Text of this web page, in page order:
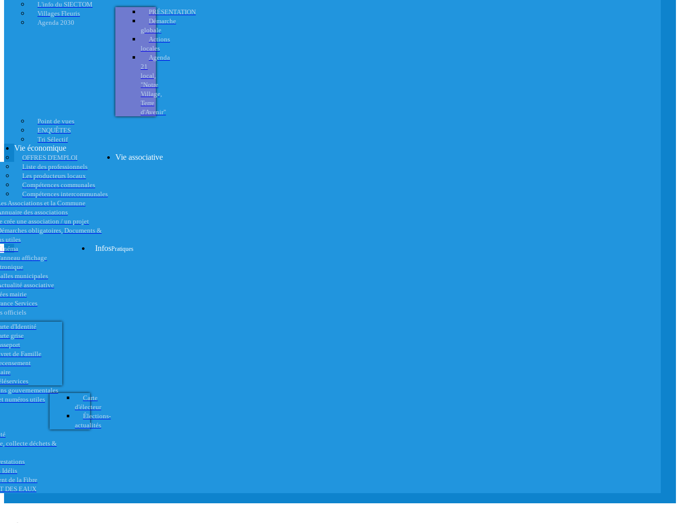
L'info du SIECTOM
Villages Fleuris
Agenda 2030
PRÉSENTATION
Démarche
globale
Actions
locales
Agenda
21
local,
"Notre
Village,
Terre
d'Avenir"
Point de vues
ENQUÊTES
Tri Sélectif
Vie économique
OFFRES D'EMPLOI
Liste des professionnels
Les producteurs locaux
Compétences communales
Compétences intercommunales
Vie associative
Associations et la Commune
des associations
crée une association / un projet
obligatoires, Documents &
utiles
affichage
municipales
associative
InfosPratiques
mairie
Services
officiels
d'Identité
grise
de Famille
gouvernementales
numéros utiles
Carte
d'électeur
Élections-
actualités
collecte déchets &
Idélis
de la Fibre
DES EAUX